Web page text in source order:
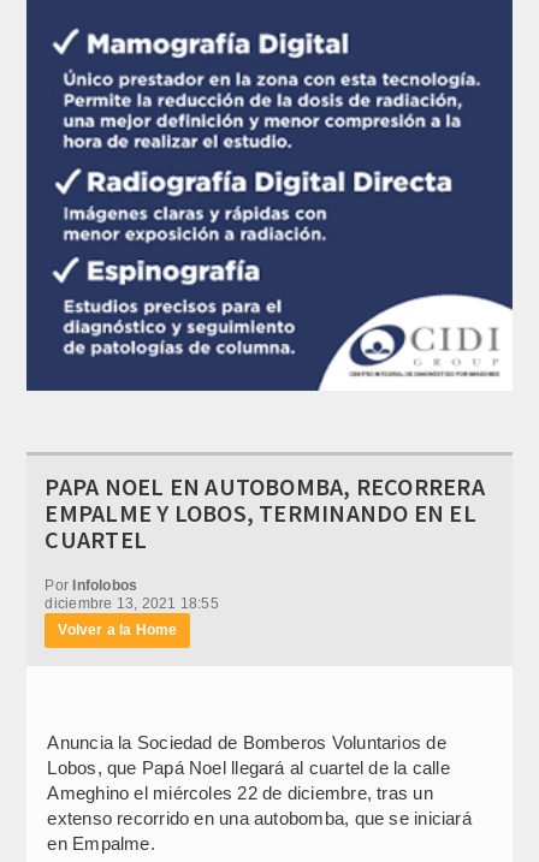
PAPA NOEL EN AUTOBOMBA, RECORRERA
EMPALME Y LOBOS, TERMINANDO EN EL
CUARTEL
PorInfolobos
diciembre 13, 2021 18:55
Volver a la Home
Anuncia la Sociedad de Bomberos Voluntarios de
Lobos, que Papá Noel llegará al cuartel de la calle
Ameghino el miércoles 22 de diciembre, tras un
extenso recorrido en una autobomba, que se iniciará
en Empalme.